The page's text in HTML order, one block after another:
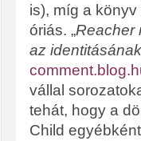
is), míg a
óriás. „Reacher
az identitásának
vállal
tehát, hogy a
Child